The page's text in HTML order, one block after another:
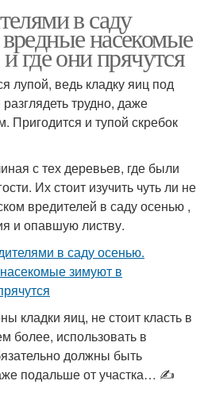
в саду
насекомые
где они прячутся
лупой, ведь кладку яиц под
трудно, даже
Пригодится и тупой скребок
с тех деревьев, где были
Их стоит изучить чуть ли не
вредителей в саду осенью ,
и опавшую листву.
кладки яиц, не стоит класть в
более, использовать в
должны быть
подальше от участка… ✍